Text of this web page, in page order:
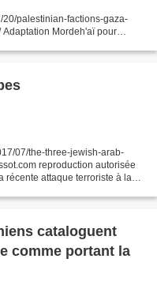
20/palestinian-factions-gaza-
Mordeh'aï pour
07/the-three-jewish-arab-
reproduction autorisée
récente attaque terroriste à la
cataloguent
comme portant la